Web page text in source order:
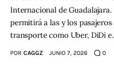
Internacional de
permitirá a las y los
transporte como Uber, DiDi
POR CAGGZ JUNIO 7, 2026 0